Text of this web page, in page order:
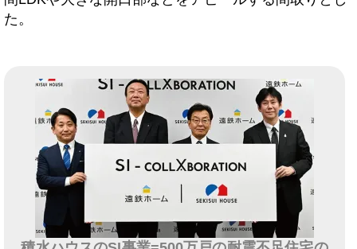
た。